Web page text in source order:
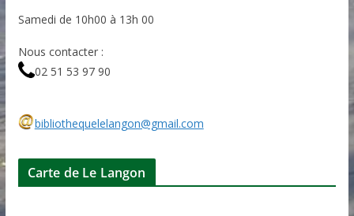
Samedi de 10h00 à 13h 00
Nous contacter :
02 51 53 97 90
bibliothequelelangon@gmail.com
Carte de Le Langon